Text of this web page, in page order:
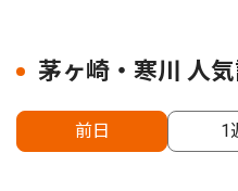
茅ヶ崎・寒川 人
前日 1